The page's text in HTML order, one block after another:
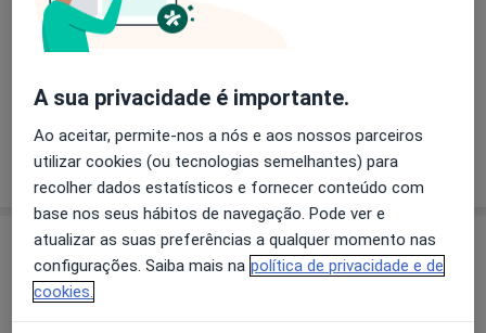
Experiência
Pacientes que trato
Crianças
Mostrar mais detalhes
sobre a experiência
Preços
Sem informação sobre serviços e preços
A sua privacidade é importante.
Ao aceitar, permite-nos a nós e aos nossos parceiros
utilizar cookies (ou tecnologias semelhantes) para
recolher dados estatísticos e fornecer conteúdo com
base nos seus hábitos de navegação. Pode ver e
atualizar as suas preferências a qualquer momento nas
configurações. Saiba mais na política de privacidade e de
cookies.